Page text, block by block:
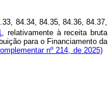
84.34, 84.35, 84.36, 84.37,
, relativamente à receita bruta
para o Financiamento da
nº 214, de 2025)